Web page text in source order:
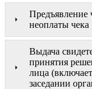
Предъявление
неоплаты чека
Выдача
принятия
лица
заседании